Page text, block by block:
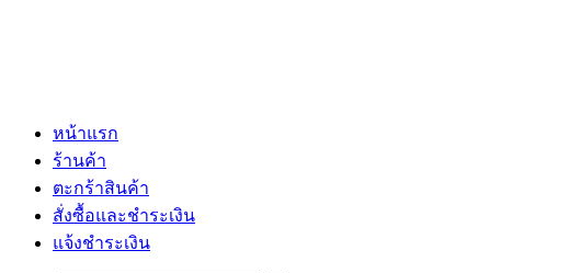
หน้าแรก
ร้านค้า
ตะกร้าสินค้า
สั่งซื้อและชำระเงิน
แจ้งชำระเงิน